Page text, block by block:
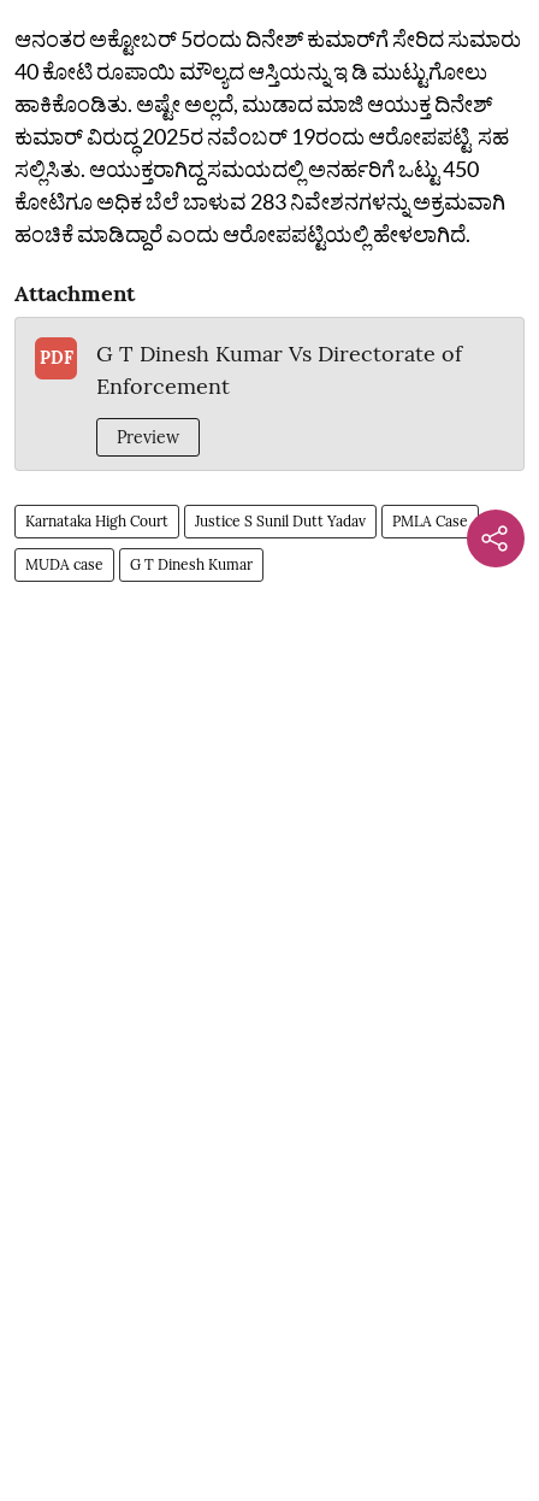
ಆನಂತರ ಅಕ್ಟೋಬರ್‌ 5ರಂದು ದಿನೇಶ್‌ ಕುಮಾರ್‌ಗೆ ಸೇರಿದ ಸುಮಾರು
40 ಕೋಟಿ ರೂಪಾಯಿ ಮೌಲ್ಯದ ಆಸ್ತಿಯನ್ನು ಇ ಡಿ ಮುಟ್ಟುಗೋಲು
ಹಾಕಿಕೊಂಡಿತು. ಅಷ್ಟೇ ಅಲ್ಲದೆ, ಮುಡಾದ ಮಾಜಿ ಆಯುಕ್ತ ದಿನೇಶ್‌
ಕುಮಾರ್‌ ವಿರುದ್ಧ 2025ರ ನವೆಂಬರ್‌ 19ರಂದು ಆರೋಪಪಟ್ಟಿ ಸಹ
ಸಲ್ಲಿಸಿತು. ಆಯುಕ್ತರಾಗಿದ್ದ ಸಮಯದಲ್ಲಿ ಅನರ್ಹರಿಗೆ ಒಟ್ಟು 450
ಕೋಟಿಗೂ ಅಧಿಕ ಬೆಲೆ ಬಾಳುವ 283 ನಿವೇಶನಗಳನ್ನು ಅಕ್ರಮವಾಗಿ
ಹಂಚಿಕೆ ಮಾಡಿದ್ದಾರೆ ಎಂದು ಆರೋಪಪಟ್ಟಿಯಲ್ಲಿ ಹೇಳಲಾಗಿದೆ.
Attachment
PDF
G T Dinesh Kumar Vs Directorate of
Enforcement
Preview
Karnataka High Court Justice S Sunil Dutt Yadav PMLA Case
MUDA case G T Dinesh Kumar